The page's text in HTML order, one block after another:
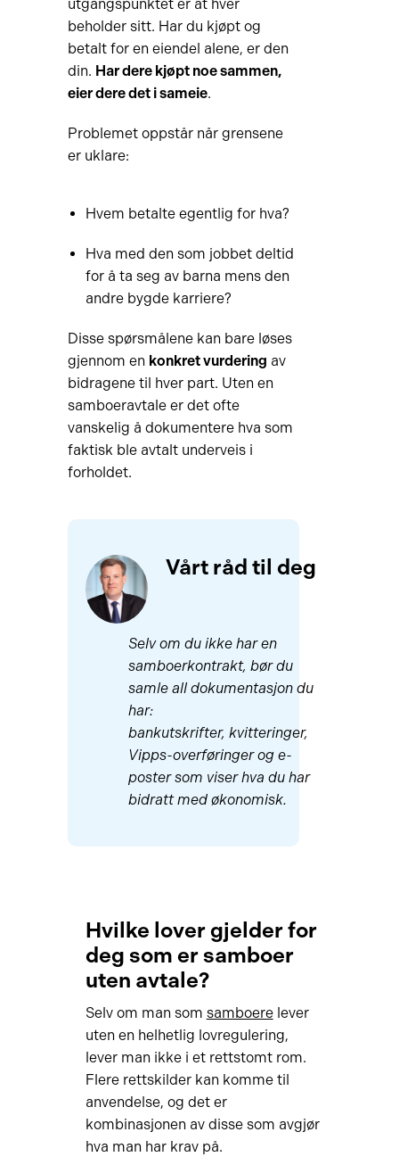
utgangspunktet er at hver
beholder sitt. Har du kjøpt og
betalt for en eiendel alene, er den
din. Har dere kjøpt noe sammen,
eier dere det i sameie.
Problemet oppstår når grensene
er uklare:
Hvem betalte egentlig for hva?
Hva med den som jobbet deltid
for å ta seg av barna mens den
andre bygde karriere?
Disse spørsmålene kan bare løses
gjennom en konkret vurdering av
bidragene til hver part. Uten en
samboeravtale er det ofte
vanskelig å dokumentere hva som
faktisk ble avtalt underveis i
forholdet.
Vårt råd til deg
Selv om du ikke har en
samboerkontrakt, bør du
samle all dokumentasjon du
har:
bankutskrifter, kvitteringer,
Vipps-overføringer og e-
poster som viser hva du har
bidratt med økonomisk.
Hvilke lover gjelder for
deg som er samboer
uten avtale?
Selv om man som samboere lever
utenen helhetlig lovregulering,
lever man ikke i et rettstomt rom.
Flere rettskilder kan komme til
anvendelse, og det er
kombinasjonen av disse som avgjør
hva man har krav på.